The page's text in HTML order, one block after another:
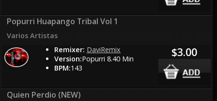
Popurri Huapango Tribal Vol 1
Varios Artistas
Remixer: DaviRemix
Version:Popurri 8.40 Min
BPM:143
$3.00
Quien Perdio (NEW)